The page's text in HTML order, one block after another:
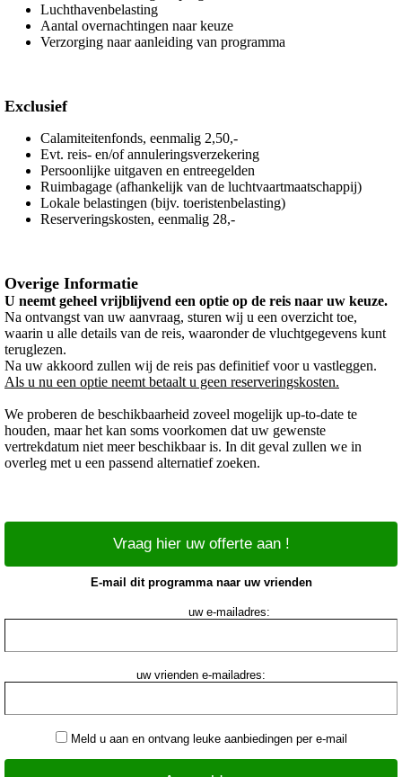
Luchthavenbelasting
Aantal overnachtingen naar keuze
Verzorging naar aanleiding van programma
Exclusief
Calamiteitenfonds, eenmalig 2,50,-
Evt. reis- en/of annuleringsverzekering
Persoonlijke uitgaven en entreegelden
Ruimbagage (afhankelijk van de luchtvaartmaatschappij)
Lokale belastingen (bijv. toeristenbelasting)
Reserveringskosten, eenmalig 28,-
Overige Informatie
U neemt geheel vrijblijvend een optie op de reis naar uw keuze.
Na ontvangst van uw aanvraag, sturen wij u een overzicht toe,
waarin u alle details van de reis, waaronder de vluchtgegevens kunt
teruglezen.
Na uw akkoord zullen wij de reis pas definitief voor u vastleggen.
Als u nu een optie neemt betaalt u geen reserveringskosten.
We proberen de beschikbaarheid zoveel mogelijk up-to-date te
houden, maar het kan soms voorkomen dat uw gewenste
vertrekdatum niet meer beschikbaar is. In dit geval zullen we in
overleg met u een passend alternatief zoeken.
Vraag hier uw offerte aan !
E-mail dit programma naar uw vrienden
uw e-mailadres:
uw vrienden e-mailadres:
Meld u aan en ontvang leuke aanbiedingen per e-mail